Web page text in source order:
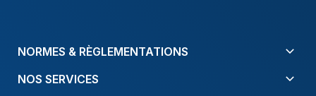
NORMES & RÈGLEMENTATIONS
NOS SERVICES